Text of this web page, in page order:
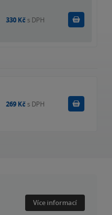
330 Kč s DPH
269 Kč s DPH Koupit
Více informací